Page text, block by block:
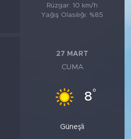
Rüzgar: 10 km/h
Yağış Olasılığı: %85
27 MART
CUMA
8°
Güneşli